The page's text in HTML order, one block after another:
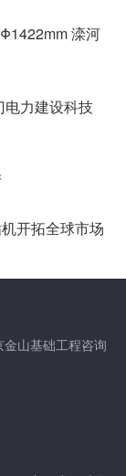
滦河
力建设科技
开拓全球市场
山基础工程咨询